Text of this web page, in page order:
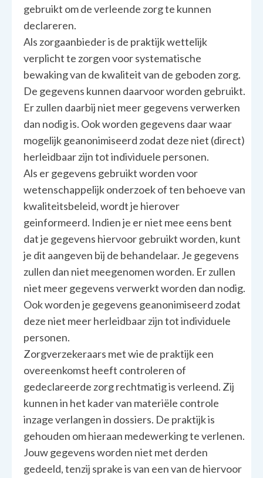
gebruikt om de verleende zorg te kunnen
declareren.
Als zorgaanbieder is de praktijk wettelijk
verplicht te zorgen voor systematische
bewaking van de kwaliteit van de geboden zorg.
De gegevens kunnen daarvoor worden gebruikt.
Er zullen daarbij niet meer gegevens verwerken
dan nodig is. Ook worden gegevens daar waar
mogelijk geanonimiseerd zodat deze niet (direct)
herleidbaar zijn tot individuele personen.
Als er gegevens gebruikt worden voor
wetenschappelijk onderzoek of ten behoeve van
kwaliteitsbeleid, wordt je hierover
geinformeerd. Indien je er niet mee eens bent
dat je gegevens hiervoor gebruikt worden, kunt
je dit aangeven bij de behandelaar. Je gegevens
zullen dan niet meegenomen worden. Er zullen
niet meer gegevens verwerkt worden dan nodig.
Ook worden je gegevens geanonimiseerd zodat
deze niet meer herleidbaar zijn tot individuele
personen.
Zorgverzekeraars met wie de praktijk een
overeenkomst heeft controleren of
gedeclareerde zorg rechtmatig is verleend. Zij
kunnen in het kader van materiële controle
inzage verlangen in dossiers. De praktijk is
gehouden om hieraan medewerking te verlenen.
Jouw gegevens worden niet met derden
gedeeld, tenzij sprake is van een van de hiervoor